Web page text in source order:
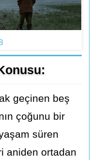
geçinen beş
çoğunu bir
süren
aniden ortadan